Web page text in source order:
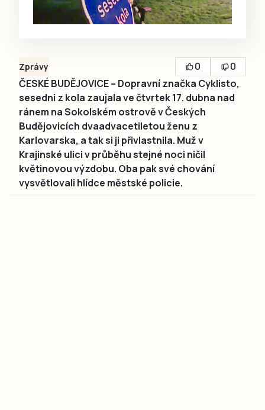
Zprávy 0
0
ČESKÉ BUDĚJOVICE – Dopravní značka Cyklisto,
sesedni z kola zaujala ve čtvrtek 17. dubna nad
ránem na Sokolském ostrově v Českých
Budějovicích dvaadvacetiletou ženu z
Karlovarska, a tak si ji přivlastnila. Muž v
Krajinské ulici v průběhu stejné noci ničil
květinovou výzdobu. Oba pak své chování
vysvětlovali hlídce městské policie.